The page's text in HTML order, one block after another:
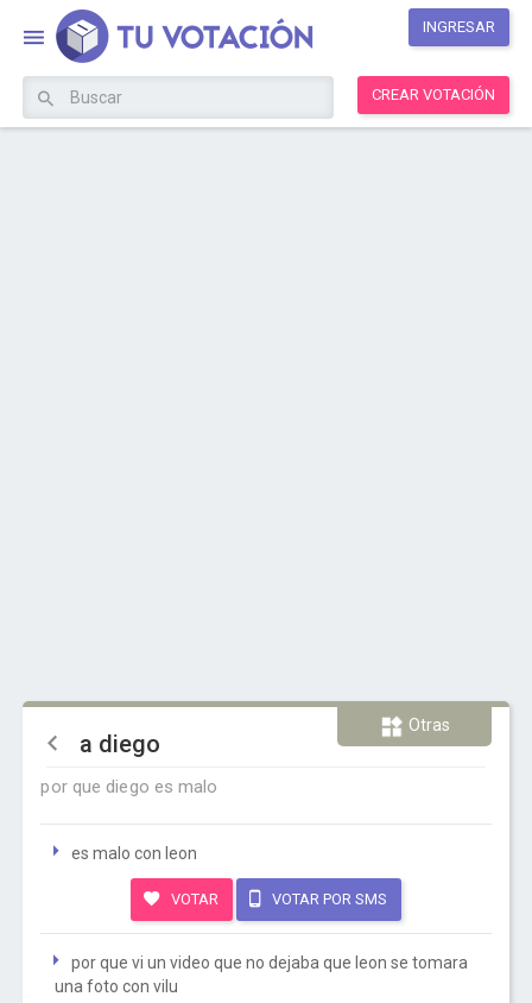
INGRESAR
CREAR VOTACIÓN
Otras
a diego
por que diego es malo
es malo con leon
VOTAR VOTAR POR SMS
por que vi un video que no dejaba que leon se tomara
una foto con vilu